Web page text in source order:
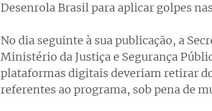
Desenrola Brasil para aplicar golpes
No dia seguinte à sua publicação, a
Ministério da Justiça e Segurança
plataformas digitais deveriam retirar
referentes ao programa, sob pena de